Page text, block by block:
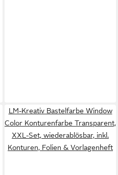
LM-Kreativ Bastelfarbe Window
Color Konturenfarbe Transparent,
XXL-Set, wiederablösbar, inkl.
Konturen, Folien & Vorlagenheft